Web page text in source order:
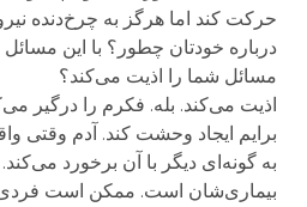
حرکت کند اما هرگز به چرخ‌دنده
درباره خودتان چطور؟ با این مسائل
مسائل شما را اذیت می‌کند؟
اذیت می‌کند. بله. فکرم را درگیر
برایم ایجاد وحشت کند. آدم وقتی
به گونه‌ای دیگر با آن برخورد
بیماری‌شان است. ممکن است فردی